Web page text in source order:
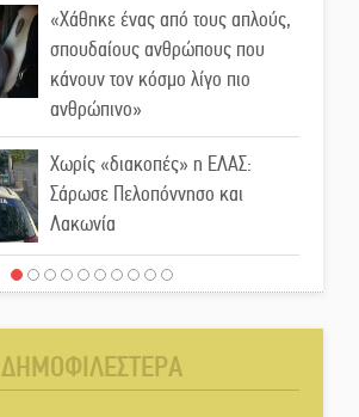
«Χάθηκε ένας από τους απλούς,
σπουδαίους ανθρώπους που
κάνουν τον κόσμο λίγο πιο
ανθρώπινο»
Χωρίς «διακοπές» η ΕΛΑΣ:
Σάρωσε Πελοπόννησο και
Λακωνία
«Έφυγε» ένας γνήσιος Δάσκαλος
«Κλειστά» ανοιχτά προαύλια
ΔΗΜΟΦΙΛΕΣΤΕΡΑ